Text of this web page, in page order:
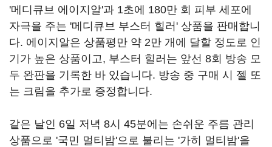
'메디큐브 에이지알'과 1초에 180만 회 피부 세포에
자극을 주는 '메디큐브 부스터 힐러' 상품을 판매합니
다. 에이지알은 상품평만 약 2만 개에 달할 정도로 인
기가 높은 상품이고, 부스터 힐러는 앞선 8회 방송 모
두 완판을 기록한 바 있습니다. 방송 중 구매 시 젤 또
는 크림을 추가로 증정합니다.
같은 날인 6일 저녁 8시 45분에는 손쉬운 주름 관리
상품으로 '국민 멀티밤'으로 불리는 '가히 멀티밤'을